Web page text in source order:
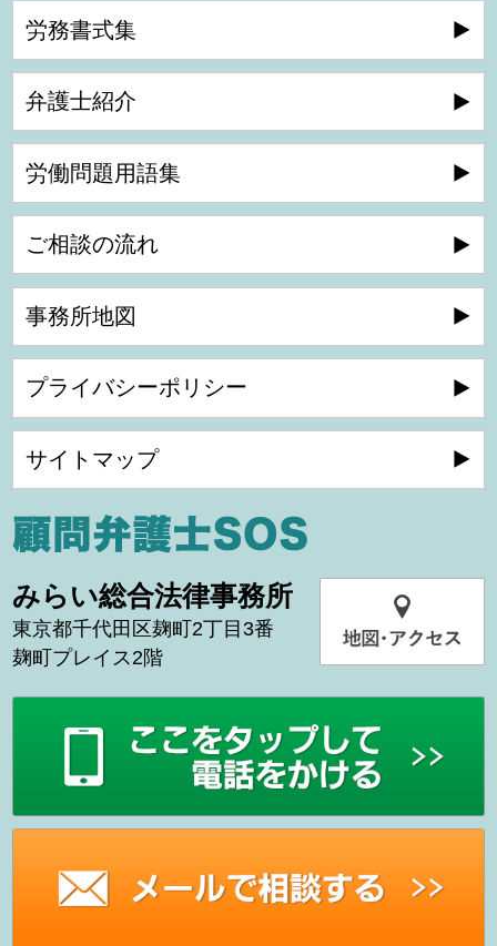
労務書式集
弁護士紹介
労働問題用語集
ご相談の流れ
事務所地図
プライバシーポリシー
サイトマップ
みらい総合法律事務所
東京都千代田区麹町2丁目3番
麹町プレイス2階